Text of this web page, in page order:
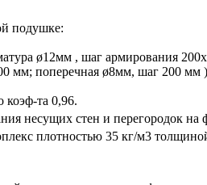
подушке:
ø12мм , шаг армирования
мм; поперечная ø8мм, шаг 200 мм
коэф-та 0,96.
несущих стен и перегородок
плотностью 35 кг/м3